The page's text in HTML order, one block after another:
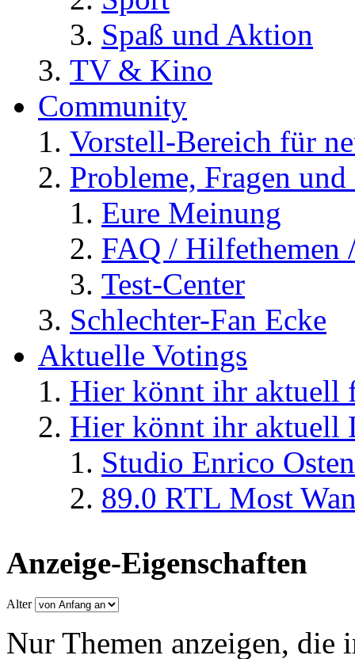
Spaß und Aktion
TV & Kino
Community
Vorstell-Bereich für
Probleme, Fragen
Eure Meinung
FAQ / Hilfethemen
Test-Center
Schlechter-Fan Ecke
Aktuelle Votings
Hier könnt ihr aktuell
Hier könnt ihr aktuell
Studio Enrico
89.0 RTL Most
Anzeige-Eigenschaften
Alter
Nur Themen anzeigen, die